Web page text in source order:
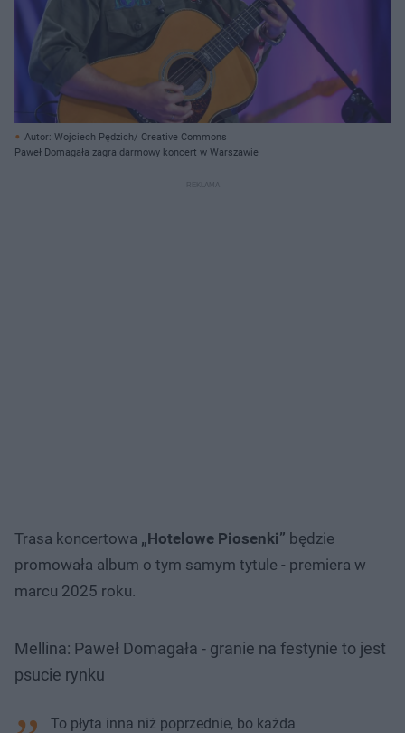
Autor: Wojciech Pędzich/ Creative Commons
Paweł Domagała zagra darmowy koncert w Warszawie
Trasa koncertowa „Hotelowe Piosenki” będzie
promowała album o tym samym tytule - premiera w
marcu 2025 roku.
Mellina: Paweł Domagała - granie na festynie to jest
psucie rynku
To płyta inna niż poprzednie, bo każda